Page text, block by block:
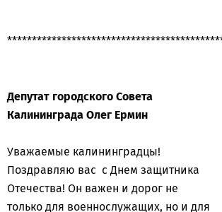
Депутат городского Совета
Калининграда Олег Ермин
Уважаемые калининградцы!
Поздравляю вас с Днем защитника
Отечества! Он важен и дорог не
только для военнослужащих, но и для